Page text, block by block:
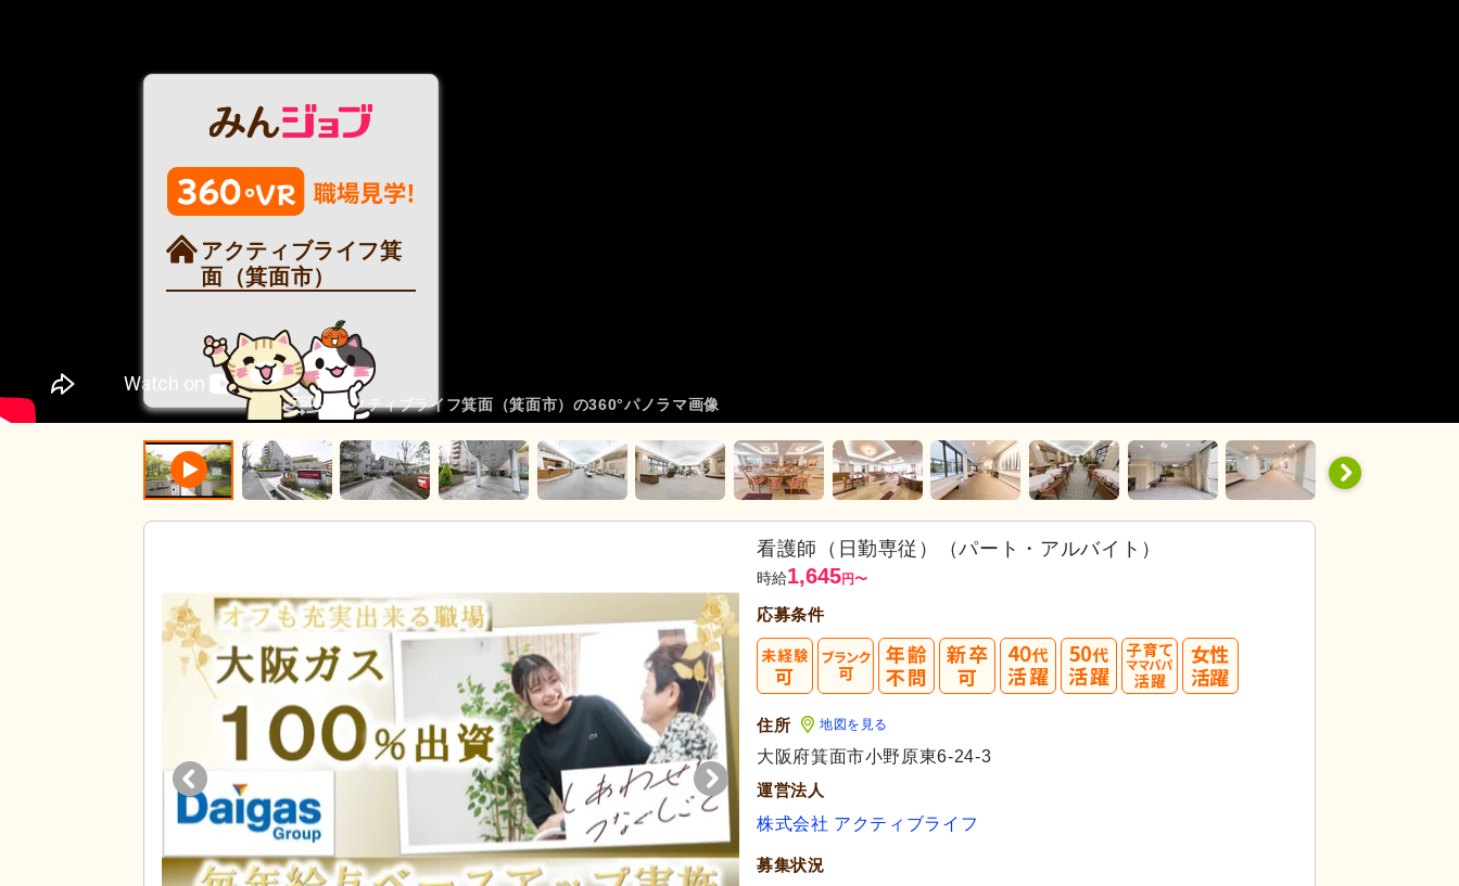
アクティブライフ箕
面（箕面市）
アクティブライフ箕面（箕面市）の360°パノラマ画像
看護師（日勤専従）（パート・アルバイト）
時給1,645円〜
応募条件
住所 地図を見る
大阪府箕面市小野原東6-24-3
運営法人
株式会社 アクティブライフ
募集状況